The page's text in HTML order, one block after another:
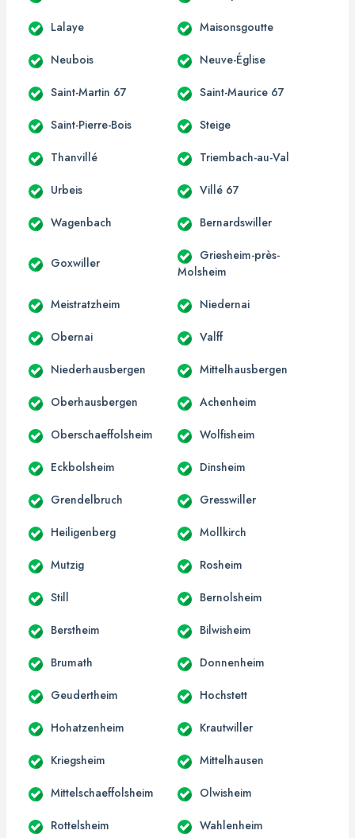
Lalaye Maisonsgoutte
Neubois Neuve-Église
Saint-Martin 67 Saint-Maurice 67
Saint-Pierre-Bois Steige
Thanvillé Triembach-au-Val
Urbeis Villé 67
Wagenbach Bernardswiller
Goxwiller
Griesheim-près-
Molsheim
Meistratzheim Niedernai
Obernai Valff
Niederhausbergen Mittelhausbergen
Oberhausbergen Achenheim
Oberschaeffolsheim Wolfisheim
Eckbolsheim Dinsheim
Grendelbruch Gresswiller
Heiligenberg Mollkirch
Mutzig Rosheim
Still Bernolsheim
Berstheim Bilwisheim
Brumath Donnenheim
Geudertheim Hochstett
Hohatzenheim Krautwiller
Kriegsheim Mittelhausen
Mittelschaeffolsheim Olwisheim
Rottelsheim Wahlenheim